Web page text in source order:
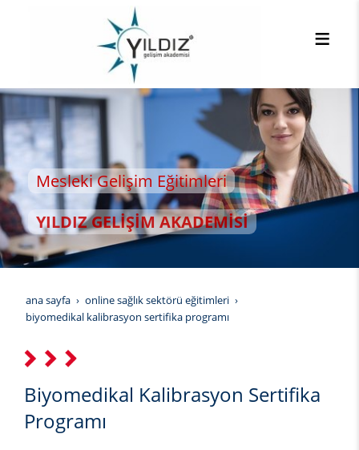
Gelişim Eğitimleri
GELİŞİM AKADEMİSİ
ana sayfa
online sağlık sektörü eğitimleri
biyomedikal kalibrasyon sertifika programı
Biyomedikal Kalibrasyon Sertifika
Programı